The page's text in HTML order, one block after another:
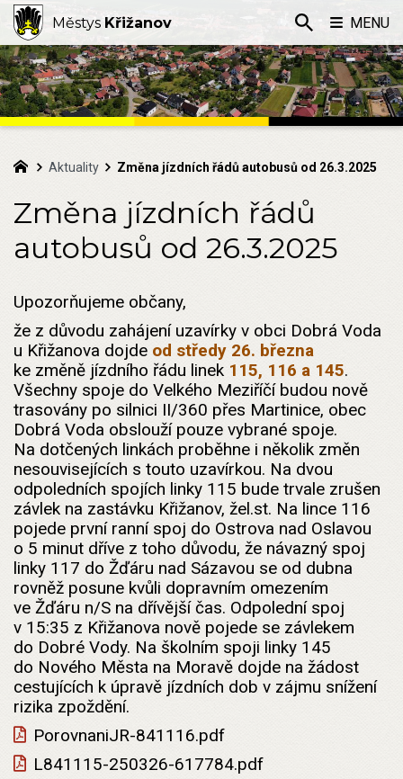
Aktuality Změna jízdních řádů autobusů od 26.3.2025
Změna jízdních řádů
autobusů od 26.3.2025
Upozorňujeme občany,
že z důvodu zahájení uzavírky v obci Dobrá Voda
u Křižanova dojde od středy 26. března
ke změně jízdního řádu linek 115, 116 a 145.
Všechny spoje do Velkého Meziříčí budou nově
trasovány po silnici II/360 přes Martinice, obec
Dobrá Voda obslouží pouze vybrané spoje.
Na dotčených linkách proběhne i několik změn
nesouvisejících s touto uzavírkou. Na dvou
odpoledních spojích linky 115 bude trvale zrušen
závlek na zastávku Křižanov, žel.st. Na lince 116
pojede první ranní spoj do Ostrova nad Oslavou
o 5 minut dříve z toho důvodu, že návazný spoj
linky 117 do Žďáru nad Sázavou se od dubna
rovněž posune kvůli dopravním omezením
ve Žďáru n/S na dřívější čas. Odpolední spoj
v 15:35 z Křižanova nově pojede se závlekem
do Dobré Vody. Na školním spoji linky 145
do Nového Města na Moravě dojde na žádost
cestujících k úpravě jízdních dob v zájmu snížení
rizika zpoždění.
PorovnaniJR-841116.pdf
L841115-250326-617784.pdf
Městys Křižanov MENU